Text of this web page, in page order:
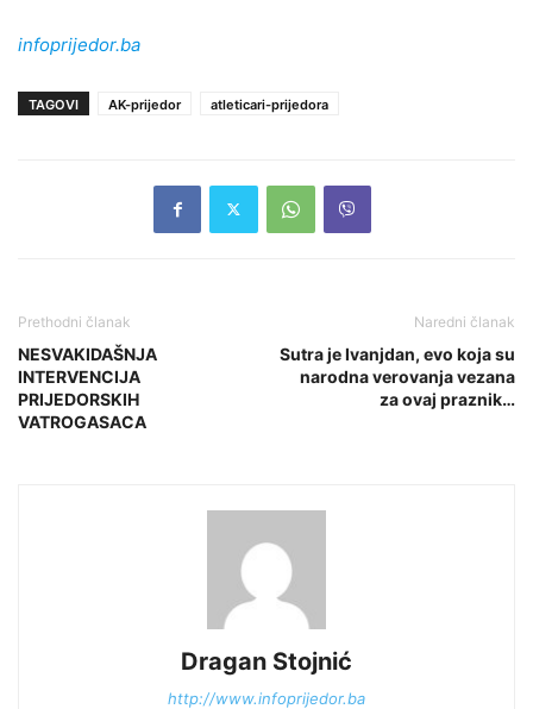
infoprijedor.ba
TAGOVI AK-prijedor atleticari-prijedora
Prethodni članak
NESVAKIDAŠNJA
INTERVENCIJA
PRIJEDORSKIH
VATROGASACA
Naredni članak
Sutra je Ivanjdan, evo koja su
narodna verovanja vezana
za ovaj praznik…
Dragan Stojnić
http://www.infoprijedor.ba